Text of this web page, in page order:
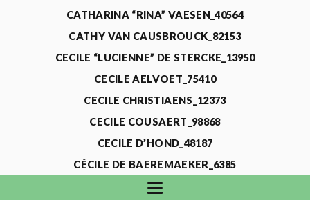
CATHARINA “RINA” VAESEN_40564
CATHY VAN CAUSBROUCK_82153
CECILE “LUCIENNE” DE STERCKE_13950
CECILE AELVOET_75410
CECILE CHRISTIAENS_12373
CECILE COUSAERT_98868
CECILE D’HOND_48187
CÉCILE DE BAEREMAEKER_6385
CECILE DE WAELE_4731